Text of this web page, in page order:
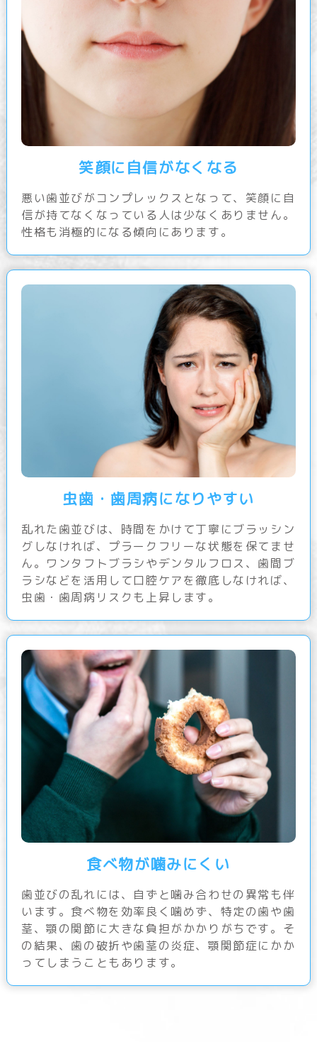
笑顔に自信がなくなる
悪い歯並びがコンプレックスとなって、笑顔に自
信が持てなくなっている人は少なくありません。
性格も消極的になる傾向にあります。
虫歯・歯周病になりやすい
乱れた歯並びは、時間をかけて丁寧にブラッシン
グしなければ、プラークフリーな状態を保てませ
ん。ワンタフトブラシやデンタルフロス、歯間ブ
ラシなどを活用して口腔ケアを徹底しなければ、
虫歯・歯周病リスクも上昇します。
食べ物が噛みにくい
歯並びの乱れには、自ずと噛み合わせの異常も伴
います。食べ物を効率良く噛めず、特定の歯や歯
茎、顎の関節に大きな負担がかかりがちです。そ
の結果、歯の破折や歯茎の炎症、顎関節症にかか
ってしまうこともあります。